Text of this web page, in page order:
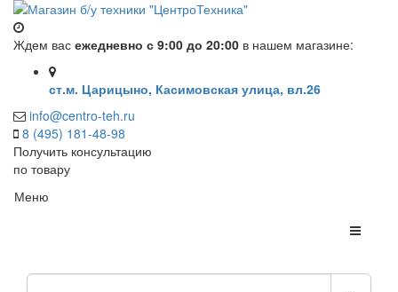
Ждем вас ежедневно с 9:00 до 20:00 в нашем магазине:
ст.м. Царицыно, Касимовская улица, вл.26
info@centro-teh.ru
8 (495) 181-48-98
Получить консультацию
по товару
Меню